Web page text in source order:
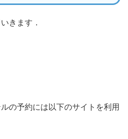
きます．
の予約には以下のサイトを利用